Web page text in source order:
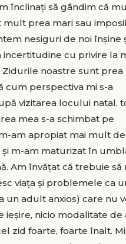
înclinați să gândim că
prea mari sau
nesiguri de noi înșine
incertitudine cu privire la
noastre sunt prea
cum perspectiva mi s-a
vizitarea locului natal,
mea s-a schimbat pe
am apropiat mai mult de
m-am maturizat în
Am învățat că trebuie să
viața și problemele ca
un adult anxios) care nu
ieșire, nicio modalitate de
zid foarte, foarte înalt.